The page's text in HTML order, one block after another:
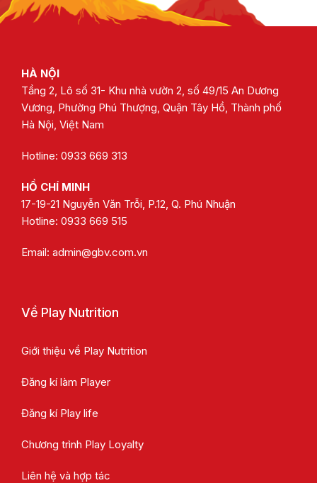
HÀ NỘI
Tầng 2, Lô số 31- Khu nhà vườn 2, số 49/15 An Dương
Vương, Phường Phú Thượng, Quận Tây Hồ, Thành phố
Hà Nội, Việt Nam
Hotline: 0933 669 313
HỒ CHÍ MINH
17-19-21 Nguyễn Văn Trỗi, P.12, Q. Phú Nhuận
Hotline: 0933 669 515
Email: admin@gbv.com.vn
Về Play Nutrition
Giới thiệu về Play Nutrition
Đăng kí làm Player
Đăng kí Play life
Chương trình Play Loyalty
Liên hệ và hợp tác